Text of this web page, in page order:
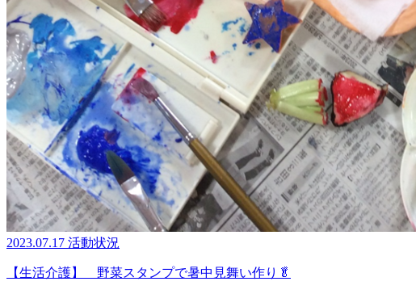
2023.07.17 活動状況
【生活介護】 野菜スタンプで暑中見舞い作り🥬